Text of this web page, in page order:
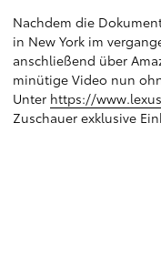
Nachdem die
in New York im
anschließend über
minütige Video nun
Unter https://
Zuschauer exklusive